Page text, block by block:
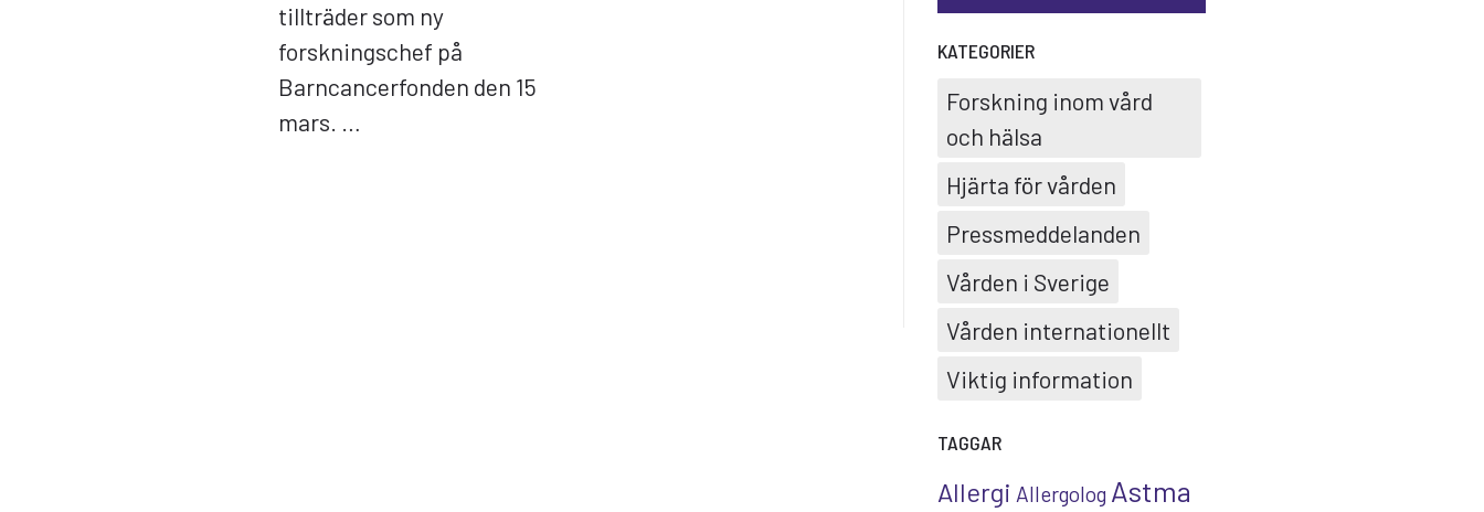
tillträder som ny
forskningschef på
Barncancerfonden den 15
mars. …
KATEGORIER
Forskning inom vård
och hälsa
Hjärta för vården
Pressmeddelanden
Vården i Sverige
Vården internationellt
Viktig information
TAGGAR
Allergi Allergolog Astma